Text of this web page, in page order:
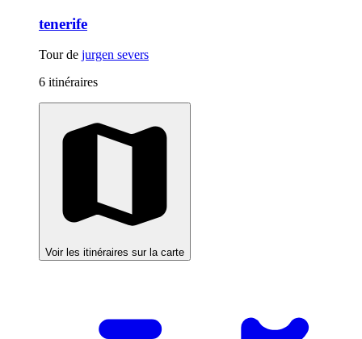
tenerife
Tour de jurgen severs
6 itinéraires
Voir les itinéraires sur la carte